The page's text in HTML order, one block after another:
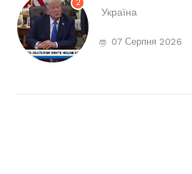
2
Україна
07 Серпня 2026